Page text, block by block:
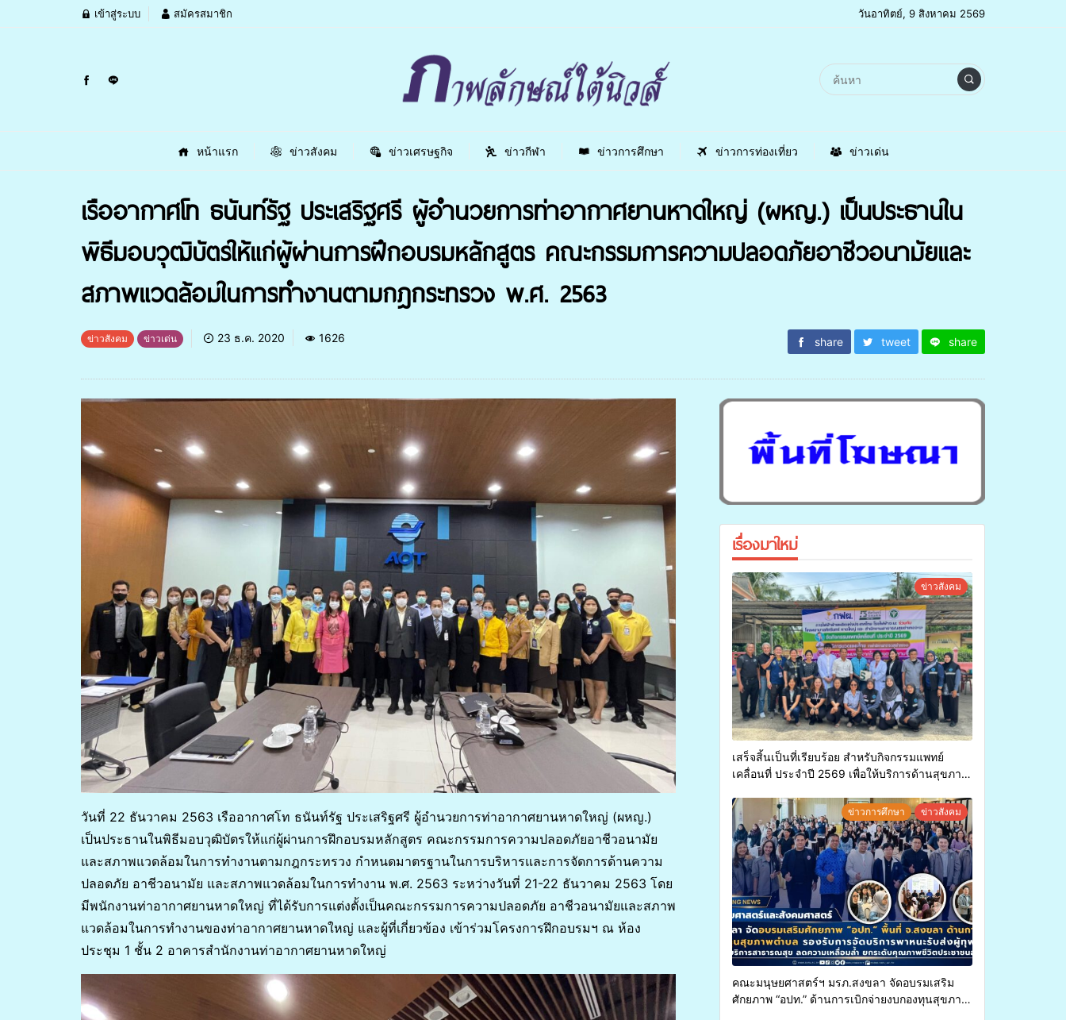
เข้าสู่ระบบ สมัครสมาชิก วันอาทิตย์, 9 สิงหาคม 2569
หน้าแรก ข่าวสังคม ข่าวเศรษฐกิจ ข่าวกีฬา ข่าวการศึกษา ข่าวการท่องเที่ยว ข่าวเด่น
เรืออากาศโท ธนันท์รัฐ ประเสริฐศรี ผู้อำนวยการท่าอากาศยานหาดใหญ่ (ผหญ.) เป็นประธานใน
พิธีมอบวุฒิบัตรให้แก่ผู้ผ่านการฝึกอบรมหลักสูตร คณะกรรมการความปลอดภัยอาชีวอนามัยและ
สภาพแวดล้อมในการทำงานตามกฎกระทรวง พ.ศ. 2563
ข่าวสังคม ข่าวเด่น 23 ธ.ค. 2020 1626 share tweet share
วันที่ 22 ธันวาคม 2563 เรืออากาศโท ธนันท์รัฐ ประเสริฐศรี ผู้อำนวยการท่าอากาศยานหาดใหญ่ (ผหญ.)
เป็นประธานในพิธีมอบวุฒิบัตรให้แก่ผู้ผ่านการฝึกอบรมหลักสูตร คณะกรรมการความปลอดภัยอาชีวอนามัย
และสภาพแวดล้อมในการทำงานตามกฎกระทรวง กำหนดมาตรฐานในการบริหารและการจัดการด้านความ
ปลอดภัย อาชีวอนามัย และสภาพแวดล้อมในการทำงาน พ.ศ. 2563 ระหว่างวันที่ 21-22 ธันวาคม 2563 โดย
มีพนักงานท่าอากาศยานหาดใหญ่ ที่ได้รับการแต่งตั้งเป็นคณะกรรมการความปลอดภัย อาชีวอนามัยและสภาพ
แวดล้อมในการทำงานของท่าอากาศยานหาดใหญ่ และผู้ที่เกี่ยวข้อง เข้าร่วมโครงการฝึกอบรมฯ ณ ห้อง
ประชุม 1 ชั้น 2 อาคารสำนักงานท่าอากาศยานหาดใหญ่
เรื่องมาใหม่
ข่าวสังคม
เสร็จสิ้นเป็นที่เรียบร้อย สำหรับกิจกรรมแพทย์
เคลื่อนที่ ประจำปี 2569 เพื่อให้บริการด้านสุขภาพ
ข่าวการศึกษา ข่าวสังคม
คณะมนุษยศาสตร์ฯ มรภ.สงขลา จัดอบรมเสริม
ศักยภาพ “อปท.” ด้านการเบิกจ่ายงบกองทุนสุขภาพ